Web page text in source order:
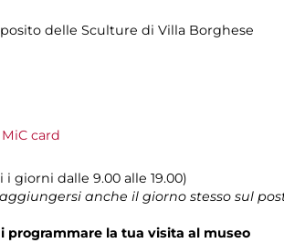
delle Sculture di Villa Borghese
MiC card
giorni dalle 9.00 alle 19.00)
anche il giorno stesso sul
programmare la tua visita al museo